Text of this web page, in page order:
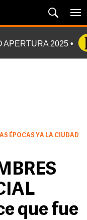
APERTURA 2025
ÉPOCAS YA LA CIUDAD
que fue